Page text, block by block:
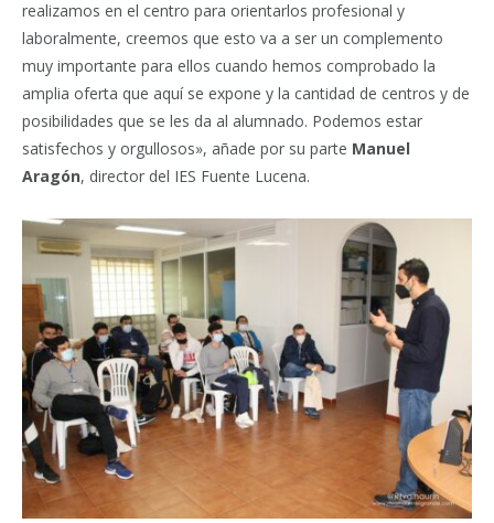
realizamos en el centro para orientarlos profesional y
laboralmente, creemos que esto va a ser un complemento
muy importante para ellos cuando hemos comprobado la
amplia oferta que aquí se expone y la cantidad de centros y de
posibilidades que se les da al alumnado. Podemos estar
satisfechos y orgullosos», añade por su parte Manuel
Aragón, director del IES Fuente Lucena.